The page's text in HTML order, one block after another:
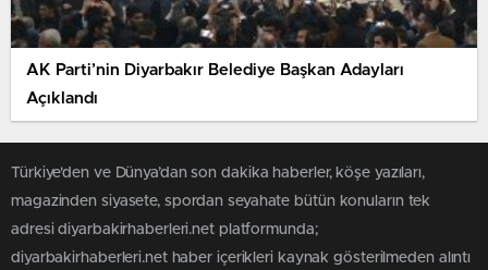
AK Parti’nin Diyarbakır Belediye Başkan Adayları
Açıklandı
Türkiye'den ve Dünya’dan son dakika haberler, köşe yazıları,
magazinden siyasete, spordan seyahate bütün konuların tek
adresi diyarbakirhaberleri.net platformunda;
diyarbakirhaberleri.net haber içerikleri kaynak gösterilmeden alıntı